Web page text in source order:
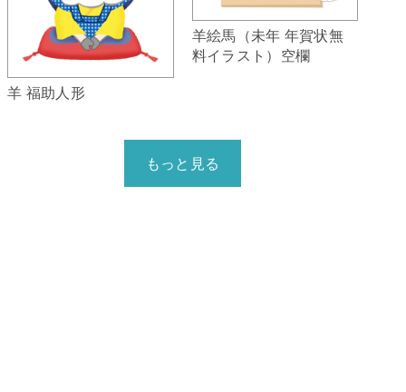
羊 福助人形
羊絵馬（未年 年賀状無
料イラスト）空欄
もっと見る